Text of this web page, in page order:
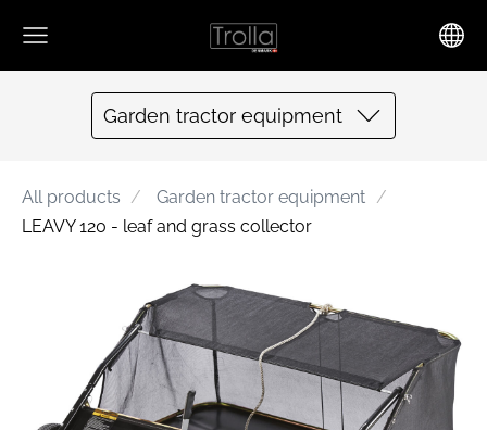
Garden tractor equipment
All products
Garden tractor equipment
LEAVY 120 - leaf and grass collector